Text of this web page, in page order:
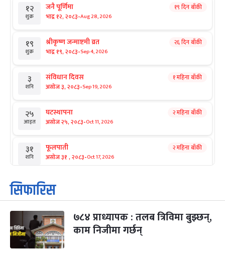
१२
शुक्र
जनै पूर्णिमा
भाद्र १२, २०८३-Aug 28, 2026
१९ दिन बाँकी
१९
शुक्र
श्रीकृष्ण जन्माष्टमी व्रत
भाद्र १९, २०८३-Sep 4, 2026
२६ दिन बाँकी
३
शनि
संविधान दिवस
असोज ३, २०८३-Sep 19, 2026
१ महिना बाँकी
२५
आइत
घटस्थापना
असोज २५, २०८३-Oct 11, 2026
२ महिना बाँकी
३१
शनि
फूलपाती
असोज ३१ , २०८३-Oct 17, 2026
२ महिना बाँकी
१
आइत
कार्तिक सङ्क्रान्ति
कार्तिक १, २०८३
३
मंगल
महानवमी
कार्तिक ३, २०८३-Oct 20, 2026
२ महिना बाँकी
विजयादशमी
सिफारिस
७८४ प्राध्यापक : तलब त्रिविमा बुझ्छन्,
काम निजीमा गर्छन्